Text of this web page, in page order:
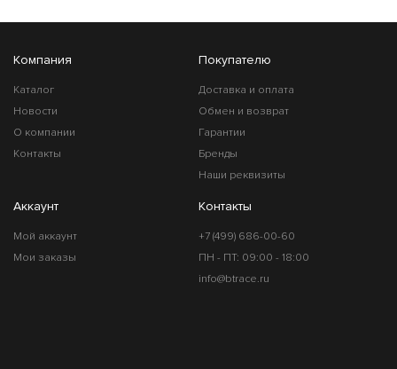
Компания
Каталог
Новости
О компании
Контакты
Покупателю
Доставка и оплата
Обмен и возврат
Гарантии
Бренды
Наши реквизиты
Аккаунт
Мой аккаунт
Мои заказы
Контакты
+7 (499) 686-00-60
ПН - ПТ: 09:00 - 18:00
info@btrace.ru